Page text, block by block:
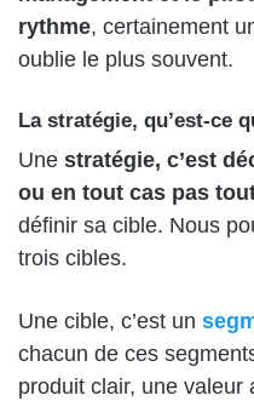
rythme, certainement
oublie le plus souvent.
La stratégie, qu’est-ce
Une stratégie, c’est
ou en tout cas pas
définir sa cible. Nous
trois cibles.
Une cible, c’est un
chacun de ces
produit clair, une valeur